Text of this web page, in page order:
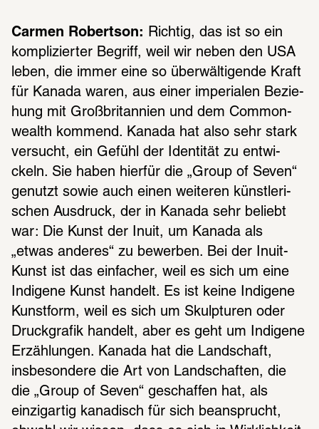
Carmen Robertson:
Rich­tig, das ist so ein
kompli­zier­ter Begriff, weil wir neben den USA
leben, die immer eine so über­wäl­ti­gende Kraft
für Kanada waren, aus einer impe­ria­len Bezie­
hung mit Groß­bri­tan­nien und dem Common­
wealth kommend. Kanada hat also sehr stark
versucht, ein Gefühl der Iden­ti­tät zu entwi­
ckeln. Sie haben hier­für die „Group of Seven“
genutzt sowie auch einen weite­ren künst­le­ri­
schen Ausdruck, der in Kanada sehr beliebt
war: Die Kunst der Inuit, um Kanada als
„etwas ande­res“ zu bewer­ben. Bei der Inuit-
Kunst ist das einfa­cher, weil es sich um eine
Indi­gene Kunst handelt. Es ist keine Indi­gene
Kunst­form, weil es sich um Skulp­tu­ren oder
Druck­gra­fik handelt, aber es geht um Indi­gene
Erzäh­lun­gen. Kanada hat die Land­schaft,
insbe­son­dere die Art von Land­schaf­ten, die
die „Group of Seven“ geschaf­fen hat, als
einzig­ar­tig kana­disch für sich bean­sprucht,